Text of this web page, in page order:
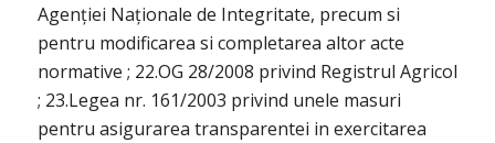
Agenției Naționale de Integritate, precum si
pentru modificarea si completarea altor acte
normative ; 22.OG 28/2008 privind Registrul Agricol
; 23.Legea nr. 161/2003 privind unele masuri
pentru asigurarea transparentei in exercitarea